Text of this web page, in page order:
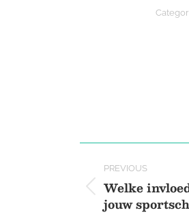
Post
PREVIOUS
Previous
post:
Welke
jouw